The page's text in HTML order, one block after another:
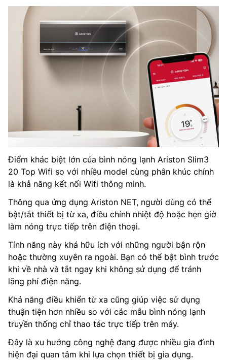
Điểm khác biệt lớn của bình nóng lạnh Ariston Slim3
20 Top Wifi so với nhiều model cùng phân khúc chính
là khả năng kết nối Wifi thông minh.
Thông qua ứng dụng Ariston NET, người dùng có thể
bật/tắt thiết bị từ xa, điều chỉnh nhiệt độ hoặc hẹn giờ
làm nóng trực tiếp trên điện thoại.
Tính năng này khá hữu ích với những người bận rộn
hoặc thường xuyên ra ngoài. Bạn có thể bật bình trước
khi về nhà và tắt ngay khi không sử dụng để tránh
lãng phí điện năng.
Khả năng điều khiển từ xa cũng giúp việc sử dụng
thuận tiện hơn nhiều so với các mẫu bình nóng lạnh
truyền thống chỉ thao tác trực tiếp trên máy.
Đây là xu hướng công nghệ đang được nhiều gia đình
hiện đại quan tâm khi lựa chọn thiết bị gia dụng.